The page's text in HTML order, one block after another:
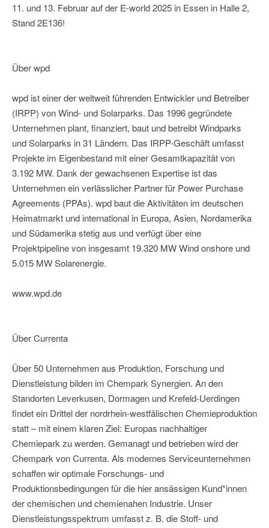
11. und 13. Februar auf der E-world 2025 in Essen in Halle 2,
Stand 2E136!
Über wpd
wpd ist einer der weltweit führenden Entwickler und Betreiber
(IRPP) von Wind- und Solarparks. Das 1996 gegründete
Unternehmen plant, finanziert, baut und betreibt Windparks
und Solarparks in 31 Ländern. Das IRPP-Geschäft umfasst
Projekte im Eigenbestand mit einer Gesamtkapazität von
3.192 MW. Dank der gewachsenen Expertise ist das
Unternehmen ein verlässlicher Partner für Power Purchase
Agreements (PPAs). wpd baut die Aktivitäten im deutschen
Heimatmarkt und international in Europa, Asien, Nordamerika
und Südamerika stetig aus und verfügt über eine
Projektpipeline von insgesamt 19.320 MW Wind onshore und
5.015 MW Solarenergie.
www.wpd.de
Über Currenta
Über 50 Unternehmen aus Produktion, Forschung und
Dienstleistung bilden im Chempark Synergien. An den
Standorten Leverkusen, Dormagen und Krefeld-Uerdingen
findet ein Drittel der nordrhein-westfälischen Chemieproduktion
statt – mit einem klaren Ziel: Europas nachhaltiger
Chemiepark zu werden. Gemanagt und betrieben wird der
Chempark von Currenta. Als modernes Serviceunternehmen
schaffen wir optimale Forschungs- und
Produktionsbedingungen für die hier ansässigen Kund*innen
der chemischen und chemienahen Industrie. Unser
Dienstleistungsspektrum umfasst z. B. die Stoff- und